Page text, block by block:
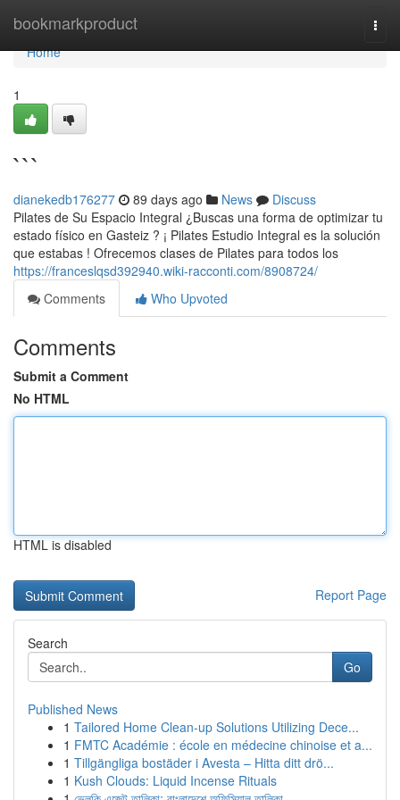
bookmarkproduct
Home
Home
1
```
dianekedb176277 89 days ago News
Discuss
Pilates de Su Espacio Integral ¿Buscas una forma de optimizar tu
estado físico en Gasteiz ? ¡ Pilates Estudio Integral es la solución
que estabas ! Ofrecemos clases de Pilates para todos los
https://franceslqsd392940.wiki-racconti.com/8908724/
Comments
Who Upvoted
Comments
Submit a Comment
No HTML
HTML is disabled
Report Page
Search
Go
Published News
1 Tailored Home Clean-up Solutions Utilizing Dece...
1 FMTC Académie : école en médecine chinoise et a...
1 Tillgängliga bostäder i Avesta – Hitta ditt drö...
1 Kush Clouds: Liquid Incense Rituals